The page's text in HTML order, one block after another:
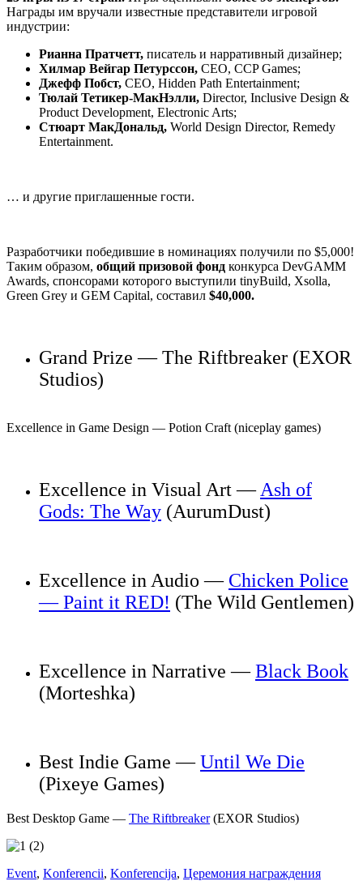
Награды им вручали известные представители игровой
индустрии:
Рианна Пратчетт, писатель и нарративный дизайнер;
Хилмар Вейгар Петурссон, CEO, CCP Games;
Джефф Побст, CEO, Hidden Path Entertainment;
Тюлай Тетикер-МакНэлли, Director, Inclusive Design &
Product Development, Electronic Arts;
Стюарт МакДональд, World Design Director, Remedy
Entertainment.
… и другие приглашенные гости.
Разработчики победившие в номинациях получили по $5,000!
Таким образом, общий призовой фонд конкурса DevGAMM
Awards, спонсорами которого выступили tinyBuild, Xsolla,
Green Grey и GEM Capital, составил $40,000.
Grand Prize —The Riftbreaker (EXOR
Studios)
Excellence in Game Design — Potion Craft(niceplay games)
Excellence in Visual Art —Ash of
Gods: The Way (AurumDust)
Excellence in Audio — Chicken Police
— Paint it RED! (The Wild Gentlemen)
Excellence in Narrative —Black Book
(Morteshka)
Best Indie Game —Until We Die
(Pixeye Games)
Best Desktop Game — The Riftbreaker(EXOR Studios)
Event, Konferencii, Konferencija, Церемония награждения